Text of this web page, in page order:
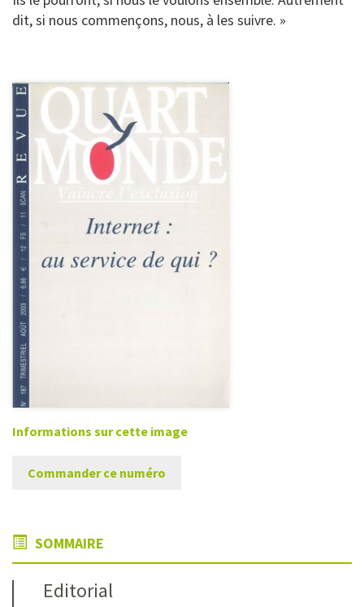
dit, si nous commençons, nous, à les suivre. »
Informations sur cette image
Commander ce numéro
SOMMAIRE
Editorial